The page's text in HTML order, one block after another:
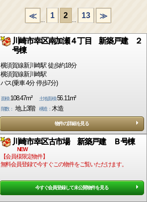
≪ ...
1 2
...
13 ≫
川崎市幸区南加瀬４丁目 新築戸建 ２
号棟
横須賀線新川崎駅 徒歩約18分
横須賀線新川崎駅
バス(乗車 4分 停歩7分)
面積:108.47m² 土地面積:56.11m²
階数： 地上3階 構造： 木造
物件の詳細を見る
川崎市幸区古市場 新築戸建 Ｂ号棟
NEW
【会員様限定物件】
無料会員登録で今すぐこの物件をご覧いただけます。
今すぐ会員登録して未公開物件を見る